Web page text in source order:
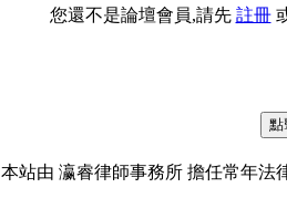
您還不是論壇會員,請先 註冊
本站由 瀛睿律師事務所 擔任常年法